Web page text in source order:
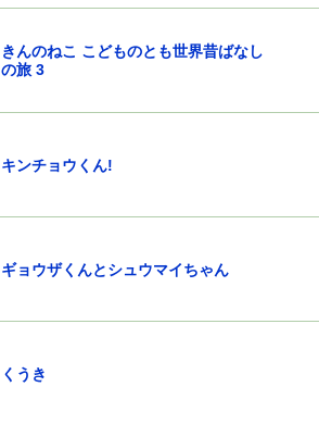
きんのねこ こどものとも世界昔ばなし
の旅 3
キンチョウくん!
ギョウザくんとシュウマイちゃん
くうき